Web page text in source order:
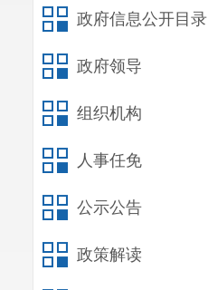
政府信息公开目录
政府领导
组织机构
人事任免
公示公告
政策解读